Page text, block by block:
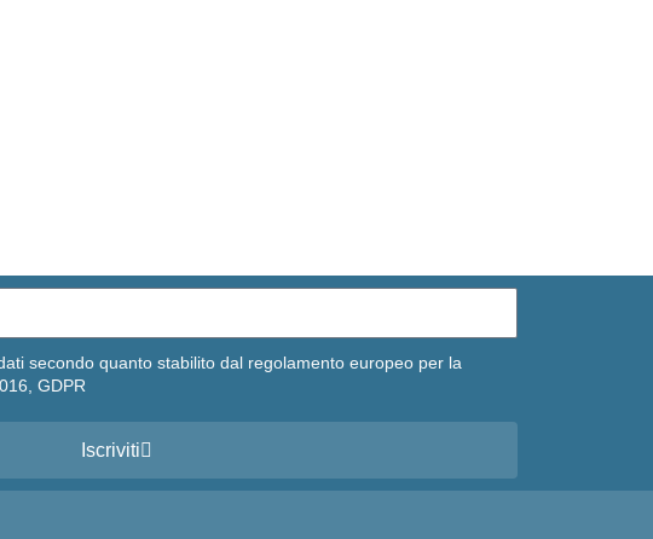
secondo quanto stabilito dal regolamento europeo per la
GDPR
Iscriviti